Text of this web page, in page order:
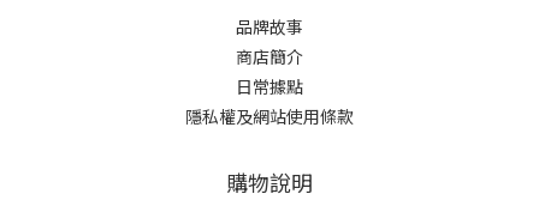
品牌故事
商店簡介
日常據點
隱私權及網站使用條款
購物說明